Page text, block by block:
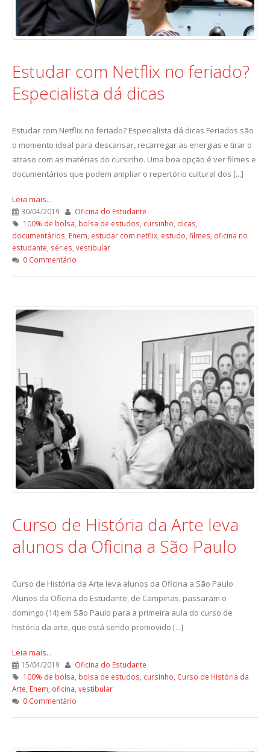
Estudar com Netflix no feriado?
Especialista dá dicas
Estudar com Netflix no feriado? Especialista dá dicas Feriados são
o momento ideal para descansar, recarregar as energias e tirar o
atraso com as matérias do cursinho. Uma boa opção é ver filmes e
documentários que podem ampliar o repertório cultural dos [...]
Leia mais...
30/04/2019
Oficina do Estudante
100% de bolsa bolsa de estudos cursinho dicas
documentários Enem estudar com netflix estudo filmes oficina no
estudante séries vestibular
0 Commentário
Curso de História da Arte leva
alunos da Oficina a São Paulo
Curso de História da Arte leva alunos da Oficina a São Paulo
Alunos da Oficina do Estudante, de Campinas, passaram o
domingo (14) em São Paulo para a primeira aula do curso de
história da arte, que está sendo promovido [...]
Leia mais...
15/04/2019
Oficina do Estudante
100% de bolsa bolsa de estudos cursinho Curso de História da
Arte Enem oficina vestibular
0 Commentário